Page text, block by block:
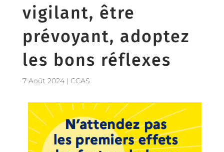
vigilant, être
prévoyant, adoptez
les bons réflexes
7 Août 2024| CCAS